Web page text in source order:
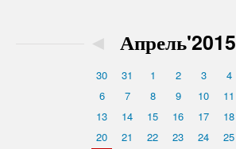
◄ Апрель'2015
30 31 1 2 3 4
6
7 8 9 10 11
13
14 15 16 17 18
20
21 22 23 24 25